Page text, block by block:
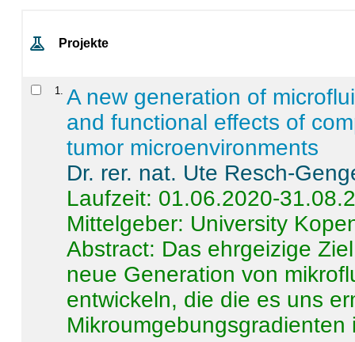
Projekte
1
A new generation of
and functional effects of
tumor microenvironments
Dr. rer. nat. Ute Resch-
Laufzeit: 01.06.2020-
Mittelgeber: University
Abstract: Das ehrgeizige
neue Generation von
entwickeln, die die es uns
Mikroumgebungsgradienten